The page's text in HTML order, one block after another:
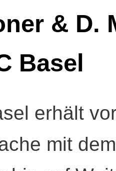
& D.
Basel
erhält
mit